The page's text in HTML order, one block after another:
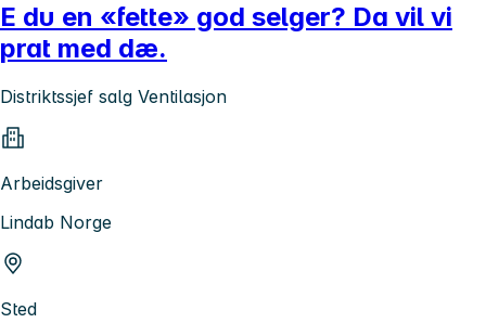
E du en «fette» god selger? Da vil vi
prat med dæ.
Distriktssjef salg Ventilasjon
Arbeidsgiver
Lindab Norge
Sted